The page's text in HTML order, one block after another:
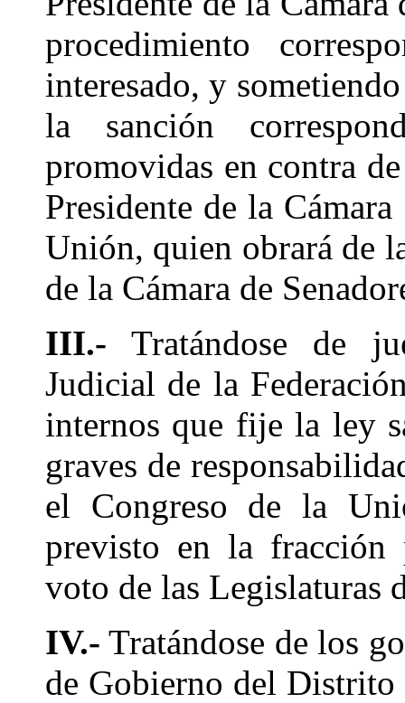
procedimiento
interesado, y
la sanción
promovidas en contra
Presidente de la
Unión, quien obrará de
de la Cámara de
III.- Tratándose de
Judicial de la
internos que fije la ley
graves de
el Congreso de la
previsto en la fracción
voto de las Legislaturas
IV.- Tratándose de los
de Gobierno del Distrito